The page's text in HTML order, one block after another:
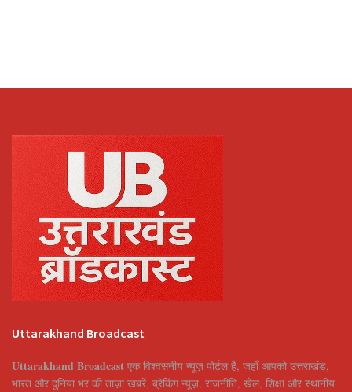
Uttarakhand Broadcast
Uttarakhand Broadcast एक विश्वसनीय न्यूज़ पोर्टल है, जहाँ आपको उत्तराखंड,
भारत और दुनिया भर की ताज़ा खबरें, ब्रेकिंग न्यूज़, राजनीति, खेल, शिक्षा और स्थानीय